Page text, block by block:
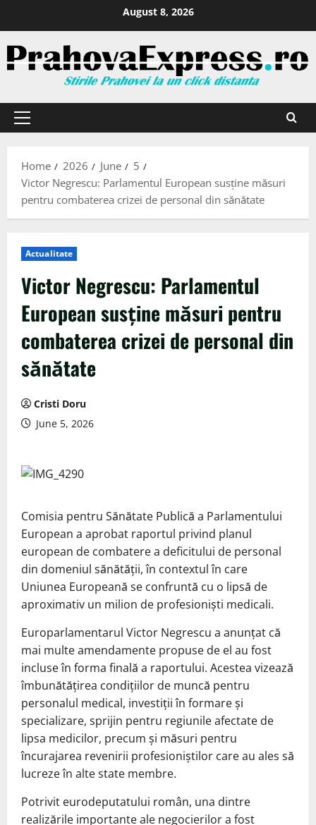
August 8, 2026
Home 2026 June
5
Victor Negrescu: Parlamentul European susține măsuri
pentru combaterea crizei de personal din sănătate
Actualitate
Victor Negrescu: Parlamentul
European susține măsuri pentru
combaterea crizei de personal din
sănătate
Cristi Doru
June 5, 2026
Comisia pentru Sănătate Publică a Parlamentului
European a aprobat raportul privind planul
european de combatere a deficitului de personal
din domeniul sănătății, în contextul în care
Uniunea Europeană se confruntă cu o lipsă de
aproximativ un milion de profesioniști medicali.
Europarlamentarul Victor Negrescu a anunțat că
mai multe amendamente propuse de el au fost
incluse în forma finală a raportului. Acestea vizează
îmbunătățirea condițiilor de muncă pentru
personalul medical, investiții în formare și
specializare, sprijin pentru regiunile afectate de
lipsa medicilor, precum și măsuri pentru
încurajarea revenirii profesioniștilor care au ales să
lucreze în alte state membre.
Potrivit eurodeputatului român, una dintre
realizările importante ale negocierilor a fost